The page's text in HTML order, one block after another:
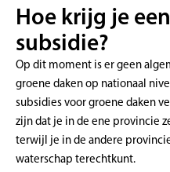
Hoe krijg je
subsidie?
Op dit moment is er geen
groene daken op nationaal
subsidies voor groene daken
zijn dat je in de ene provincie
terwijl je in de andere
waterschap terechtkunt.